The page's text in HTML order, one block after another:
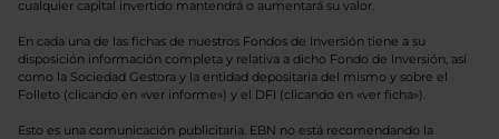
cualquier capital invertido mantendrá o aumentará su valor.
En cada una de las fichas de nuestros Fondos de Inversión tiene a su
disposición información completa y relativa a dicho Fondo de Inversión, así
como la Sociedad Gestora y la entidad depositaria del mismo y sobre el
Folleto (clicando en «ver informe») y el DFI (clicando en «ver ficha»).
Esto es una comunicación publicitaria. EBN no está recomendando la